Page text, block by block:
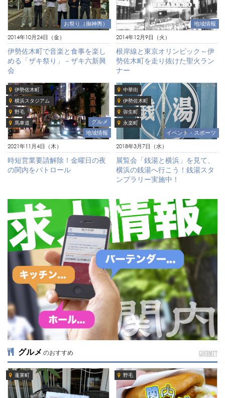
お祭り（御神輿）
2014年10月24日（金）
伊勢佐木町で音楽と食事を楽し
める「ザキ祭り」－ザキ六新興
会
地域情報
2014年12月9日（火）
根岸線と東京オリンピック～伊
勢佐木町を走り抜けた聖火ラン
ナー
伊勢佐木町
横浜スタジアム
野毛
馬車道
グルメ
地域情報
2021年11月4日（木）
時短営業要請解除！金曜日の夜
の関内をパトロール
中華街
伊勢佐木町
弥生町
永楽町
イベント・スポーツ
2018年3月7日（水）
展覧会「銭湯と横浜」を見て、
横浜の銭湯へ行こう！銭湯スタ
ンプラリー実施中！
グルメ のおすすめ GOURMET
蓬莱町 野毛